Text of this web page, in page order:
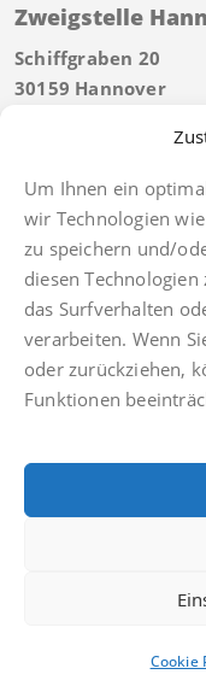
Um Ihnen ein
wir Technologien
zu speichern und/
diesen
das Surfverhalten
verarbeiten. Wenn
oder zurückziehen,
Funktionen
Cookie
Zweigstelle
Schiffgraben 20
30159 Hannover
Telefonische
Fax: +49 511 592934
hannover@finkbeiner-
Imprint
Privacy policy
Facebook
© Finkbeiner &